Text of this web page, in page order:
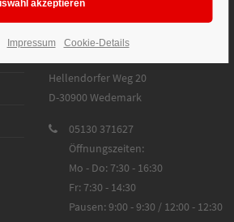
Stammsitz Wedemark
Hellendorfer Weg 20
D-30900 Wedemark
05130 371627
Öffnungszeiten:
Mo - Do: 7:30 - 16:30
Fr: 7:30 - 14:30
Pausen: 9:00 - 9:30 / 12:00 - 12:30
Impressum Cookie-Details